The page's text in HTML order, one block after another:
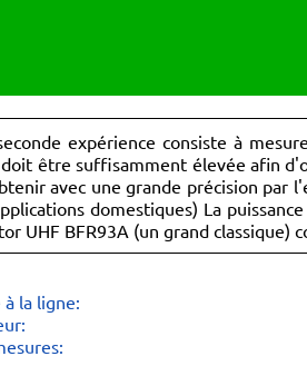
expérience consiste à
être suffisamment élevée afin
avec une grande précision
domestiques) La
UHF BFR93A (un grand classique)
la ligne: